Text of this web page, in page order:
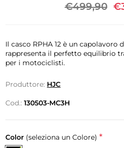
€499,90
Il casco RPHA 12 è un capolavoro
rappresenta il perfetto equilibrio
per i motociclisti.
Produttore: HJC
Cod.: 130503-MC3H
Color (seleziona un Colore) *